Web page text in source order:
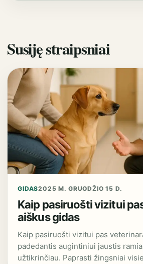
Susiję straipsniai
GIDAS2025 M. GRUODŽIO 15 D.
Kaip pasiruošti vizitui
aiškus gidas
Kaip pasiruošti vizitui pas
padedantis augintiniui jaustis
užtikrinčiau. Paprasti žingsniai